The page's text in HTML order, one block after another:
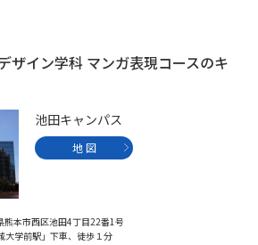
ジ
新学年スタート号特集ページ
どを調べる
実施プログラムから探す
ザイン学科 マンガ表現コースのキ
池田キャンパス
地 図
本市西区池田4丁目22番1号
大学前駅」下車、徒歩１分